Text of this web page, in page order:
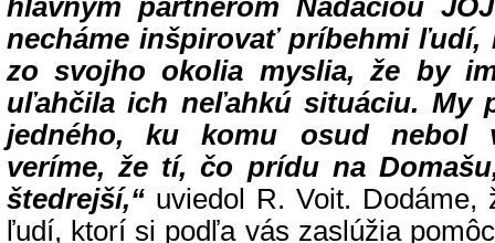
hlavným partnerom Nadáciou
necháme inšpirovať príbehmi ľudí,
zo svojho okolia myslia, že by
uľahčila ich neľahkú situáciu. My
jedného, ku komu osud nebol
veríme, že tí, čo prídu na
štedrejší,“uviedol R. Voit. Dodáme,
ľudí, ktorí si podľa vás zaslúžia